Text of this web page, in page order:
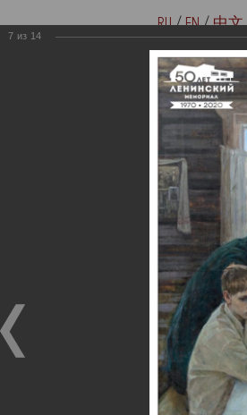
RU/EN/中文
Версия для
Купить билеты онлайн
Музей-мемориал В. И. Ленина
7 из 14